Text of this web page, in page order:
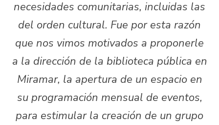
necesidades comunitarias, incluidas las
del orden cultural. Fue por esta razón
que nos vimos motivados a proponerle
a la dirección de la biblioteca pública en
Miramar, la apertura de un espacio en
su programación mensual de eventos,
para estimular la creación de un grupo